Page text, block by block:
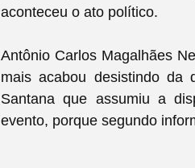
aconteceu o ato político.
Antônio Carlos Magalhães
mais acabou desistindo da
Santana que assumiu a
evento, porque segundo